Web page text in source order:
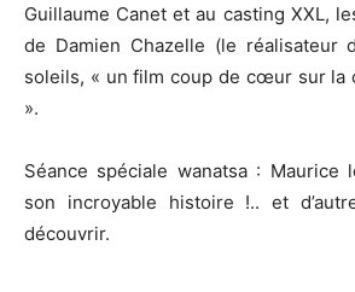
Guillaume Canet et au casting XXL,
de Damien Chazelle (le réalisateur
soleils, « un film coup de cœur sur la
».
Séance spéciale wanatsa : Maurice
son incroyable histoire !.. et
découvrir.